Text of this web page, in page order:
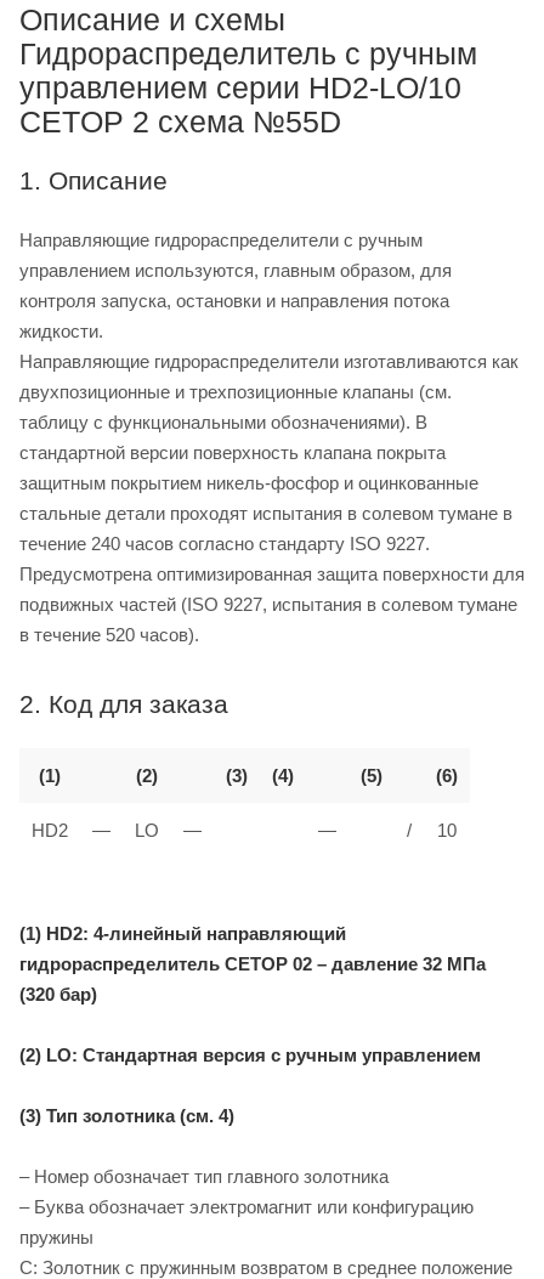
Описание и схемы
Гидрораспределитель с ручным
управлением серии HD2-LO/10
CETOP 2 схема №55D
1. Описание
Направляющие гидрораспределители с ручным
управлением используются, главным образом, для
контроля запуска, остановки и направления потока
жидкости.
Направляющие гидрораспределители изготавливаются как
двухпозиционные и трехпозиционные клапаны (см.
таблицу с функциональными обозначениями). В
стандартной версии поверхность клапана покрыта
защитным покрытием никель-фосфор и оцинкованные
стальные детали проходят испытания в солевом тумане в
течение 240 часов согласно стандарту ISO 9227.
Предусмотрена оптимизированная защита поверхности для
подвижных частей (ISO 9227, испытания в солевом тумане
в течение 520 часов).
2. Код для заказа
(1) (2) (3) (4) (5) (6)
HD2 — LO — — / 10
(1) HD2: 4-линейный направляющий
гидрораспределитель CETOP 02 – давление 32 МПа
(320 бар)
(2) LO: Стандартная версия с ручным управлением
(3) Тип золотника (см. 4)
– Номер обозначает тип главного золотника
– Буква обозначает электромагнит или конфигурацию
пружины
C: Золотник с пружинным возвратом в среднее положение